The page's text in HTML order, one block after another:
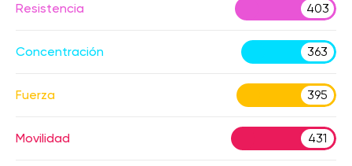
Resistencia 403
Concentración 363
Fuerza 395
Movilidad 431